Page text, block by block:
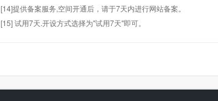
[14]提供备案服务,空间开通后，请于7天内进行网站备案。
[15] 试用7天.开设方式选择为"试用7天"即可。